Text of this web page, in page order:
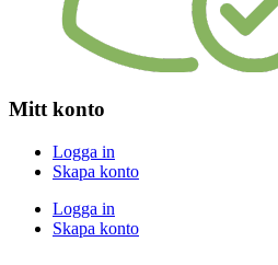
Mitt konto
Logga in
Skapa konto
Logga in
Skapa konto